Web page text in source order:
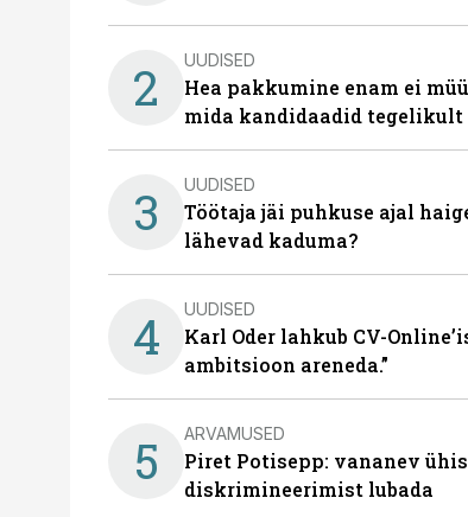
2 UUDISED
Hea pakkumine enam ei
mida kandidaadid tegelikult
3 UUDISED
Töötaja jäi puhkuse ajal
lähevad kaduma?
4 UUDISED
Karl Oder lahkub CV-
ambitsioon areneda.”
5 ARVAMUSED
Piret Potisepp: vananev
diskrimineerimist lubada